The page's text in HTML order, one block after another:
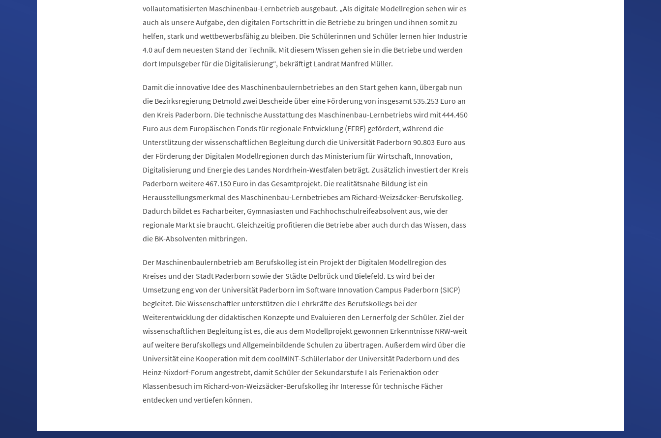
vollautomatisierten Maschinenbau-Lernbetrieb ausgebaut. „Als digitale Modellregion sehen wir es
auch als unsere Aufgabe, den digitalen Fortschritt in die Betriebe zu bringen und ihnen somit zu
helfen, stark und wettbewerbsfähig zu bleiben. Die Schülerinnen und Schüler lernen hier Industrie
4.0 auf dem neuesten Stand der Technik. Mit diesem Wissen gehen sie in die Betriebe und werden
dort Impulsgeber für die Digitalisierung“, bekräftigt Landrat Manfred Müller.
Damit die innovative Idee des Maschinenbaulernbetriebes an den Start gehen kann, übergab nun
die Bezirksregierung Detmold zwei Bescheide über eine Förderung von insgesamt 535.253 Euro an
den Kreis Paderborn. Die technische Ausstattung des Maschinenbau-Lernbetriebs wird mit 444.450
Euro aus dem Europäischen Fonds für regionale Entwicklung (EFRE) gefördert, während die
Unterstützung der wissenschaftlichen Begleitung durch die Universität Paderborn 90.803 Euro aus
der Förderung der Digitalen Modellregionen durch das Ministerium für Wirtschaft, Innovation,
Digitalisierung und Energie des Landes Nordrhein-Westfalen beträgt. Zusätzlich investiert der Kreis
Paderborn weitere 467.150 Euro in das Gesamtprojekt. Die realitätsnahe Bildung ist ein
Herausstellungsmerkmal des Maschinenbau-Lernbetriebes am Richard-Weizsäcker-Berufskolleg.
Dadurch bildet es Facharbeiter, Gymnasiasten und Fachhochschulreifeabsolvent aus, wie der
regionale Markt sie braucht. Gleichzeitig profitieren die Betriebe aber auch durch das Wissen, dass
die BK-Absolventen mitbringen.
Der Maschinenbaulernbetrieb am Berufskolleg ist ein Projekt der Digitalen Modellregion des
Kreises und der Stadt Paderborn sowie der Städte Delbrück und Bielefeld. Es wird bei der
Umsetzung eng von der Universität Paderborn im Software Innovation Campus Paderborn (SICP)
begleitet. Die Wissenschaftler unterstützen die Lehrkräfte des Berufskollegs bei der
Weiterentwicklung der didaktischen Konzepte und Evaluieren den Lernerfolg der Schüler. Ziel der
wissenschaftlichen Begleitung ist es, die aus dem Modellprojekt gewonnen Erkenntnisse NRW-weit
auf weitere Berufskollegs und Allgemeinbildende Schulen zu übertragen. Außerdem wird über die
Universität eine Kooperation mit dem coolMINT-Schülerlabor der Universität Paderborn und des
Heinz-Nixdorf-Forum angestrebt, damit Schüler der Sekundarstufe I als Ferienaktion oder
Klassenbesuch im Richard-von-Weizsäcker-Berufskolleg ihr Interesse für technische Fächer
entdecken und vertiefen können.